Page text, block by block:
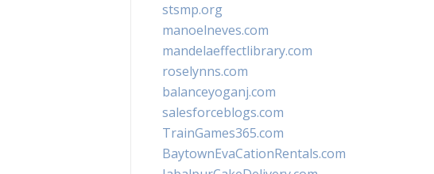
stsmp.org
manoelneves.com
mandelaeffectlibrary.com
roselynns.com
balanceyoganj.com
salesforceblogs.com
TrainGames365.com
BaytownEvaCationRentals.com